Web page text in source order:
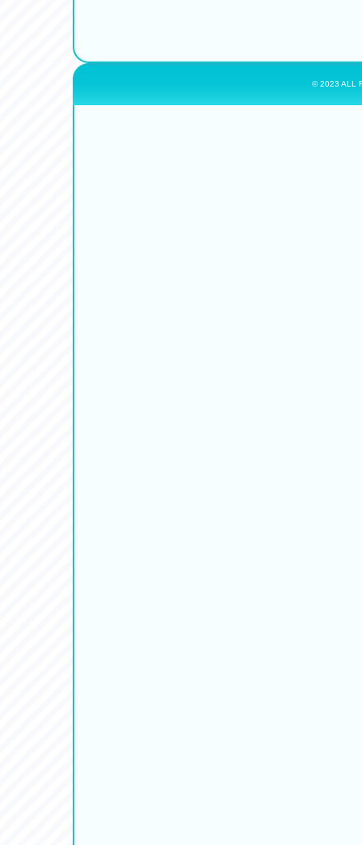
© 2023 ALL